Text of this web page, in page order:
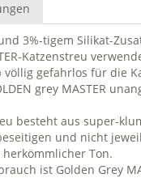
3%-tigem Silikat-
Katzenstreu
gefahrlos für die
grey MASTER
besteht aus super-
und nicht
Ton.
ist Golden Grey